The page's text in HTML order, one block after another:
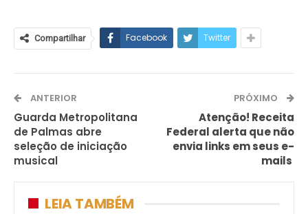
Compartilhar Facebook Twitter
ANTERIOR
Guarda Metropolitana
de Palmas abre
seleção de iniciação
musical
PRÓXIMO
Atenção! Receita
Federal alerta que não
envia links em seus e-
mails
LEIA TAMBÉM